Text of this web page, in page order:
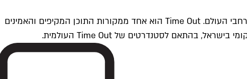
Time Outתל אביב הוא חלק מרשת Time Out Global — רשת מדיה בינלאומית הפועלת ב-360 ערים מרכזיות וב-60 מדינות ברחבי העולם. Time Out הוא אחד ממקורות התוכן המקיפים והאמינים